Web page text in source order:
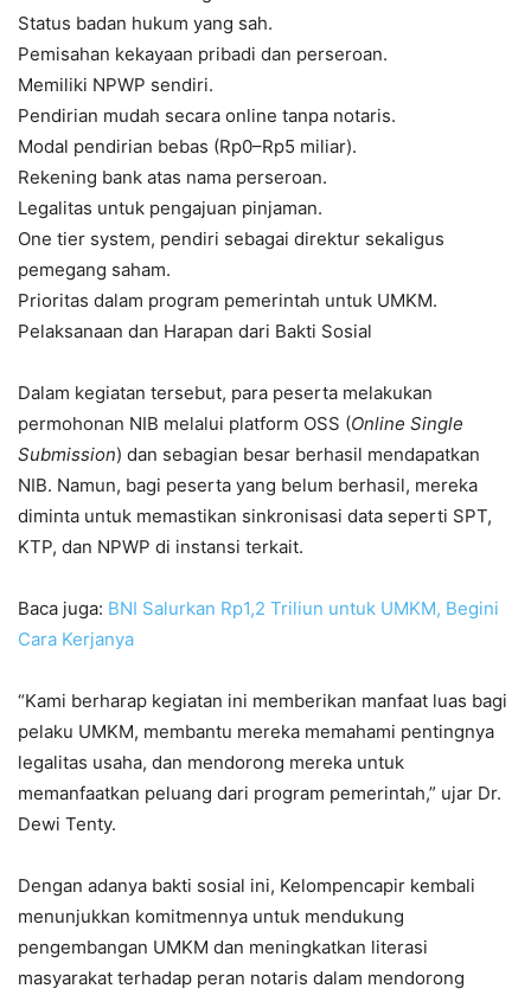
Status badan hukum yang sah.
Pemisahan kekayaan pribadi dan perseroan.
Memiliki NPWP sendiri.
Pendirian mudah secara online tanpa notaris.
Modal pendirian bebas (Rp0–Rp5 miliar).
Rekening bank atas nama perseroan.
Legalitas untuk pengajuan pinjaman.
One tier system, pendiri sebagai direktur sekaligus
pemegang saham.
Prioritas dalam program pemerintah untuk UMKM.
Pelaksanaan dan Harapan dari Bakti Sosial
Dalam kegiatan tersebut, para peserta melakukan
permohonan NIB melalui platform OSS (Online Single
Submission) dan sebagian besar berhasil mendapatkan
NIB. Namun, bagi peserta yang belum berhasil, mereka
diminta untuk memastikan sinkronisasi data seperti SPT,
KTP, dan NPWP di instansi terkait.
Baca juga: BNI Salurkan Rp1,2 Triliun untuk UMKM, Begini
Cara Kerjanya
“Kami berharap kegiatan ini memberikan manfaat luas bagi
pelaku UMKM, membantu mereka memahami pentingnya
legalitas usaha, dan mendorong mereka untuk
memanfaatkan peluang dari program pemerintah,” ujar Dr.
Dewi Tenty.
Dengan adanya bakti sosial ini, Kelompencapir kembali
menunjukkan komitmennya untuk mendukung
pengembangan UMKM dan meningkatkan literasi
masyarakat terhadap peran notaris dalam mendorong